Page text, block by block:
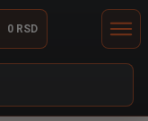
0 RSD